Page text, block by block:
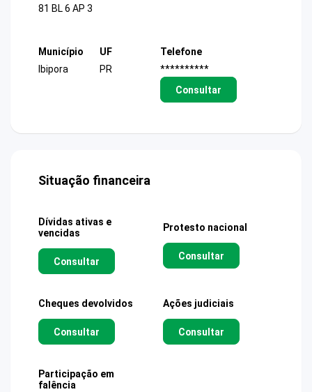
81 BL 6 AP 3
Município
Ibipora
UF
PR
Telefone
**********
Consultar
Situação financeira
Dívidas ativas e
vencidas
Consultar
Protesto nacional
Consultar
Cheques devolvidos
Consultar
Ações judiciais
Consultar
Participação em
falência